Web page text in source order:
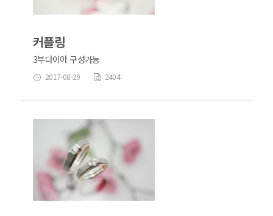
커플링
3부다이아 구성가능
2017-08-29 2404